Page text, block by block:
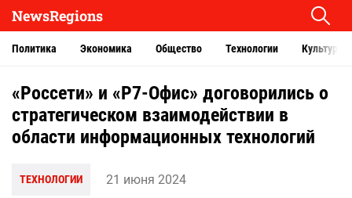
NewsRegions
Политика Экономика Общество Технологии Культура
«Россети» и «Р7-Офис» договорились о
стратегическом взаимодействии в
области информационных технологий
ТЕХНОЛОГИИ 21 июня 2024